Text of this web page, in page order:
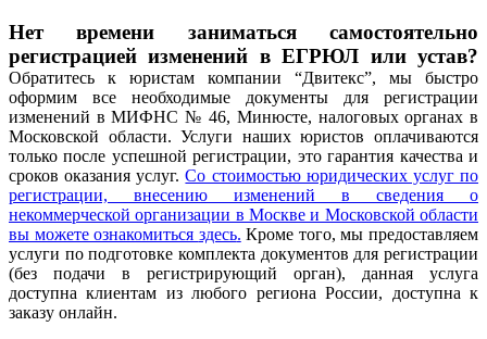
Нет времени заниматься самостоятельно
регистрацией изменений в ЕГРЮЛ или устав?
Обратитесь к юристам компании “Двитекс”, мы быстро
оформим все необходимые документы для регистрации
изменений в МИФНС № 46, Минюсте, налоговых органах в
Московской области. Услуги наших юристов оплачиваются
только после успешной регистрации, это гарантия качества и
сроков оказания услуг.Со стоимостью юридических услуг по
регистрации, внесению изменений в сведения о
некоммерческой организации в Москве и Московской области
вы можете ознакомиться здесь. Кроме того, мы предоставляем
услуги по подготовке комплекта документов для регистрации
(без подачи в регистрирующий орган), данная услуга
доступна клиентам из любого региона России, доступна к
заказу онлайн.